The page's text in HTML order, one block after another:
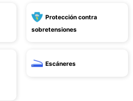
Protección contra
sobretensiones
Escáneres